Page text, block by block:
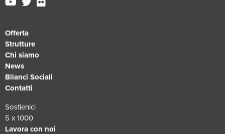
Offerta
Strutture
Chi siamo
News
Bilanci Sociali
Contatti
Sostienici
5 x 1000
Lavora con noi